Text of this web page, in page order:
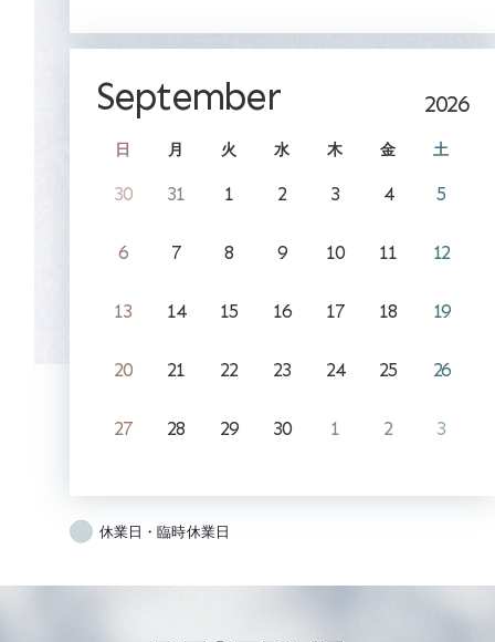
September 2026
日 月 火 水 木 金 土
30 31 1 2 3 4 5
6 7 8 9 10 11 12
13 14 15 16 17 18 19
20 21 22 23 24 25 26
27 28 29 30 1 2 3
休業日・臨時休業日